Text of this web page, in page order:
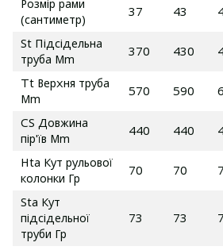
Розмір рами
(сантиметр)
37 43
St Підсідельна
труба Mm
370 430
Tt Верхня труба
Mm
570 590
CS Довжина
пір'їв Mm
440 440
Hta Кут рульової
колонки Гр
70 70
Sta Кут
підсідельної
труби Гр
73 73